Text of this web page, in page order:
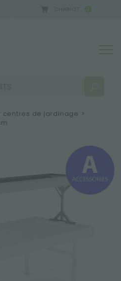
0
Trier par :
centres de jardinage >